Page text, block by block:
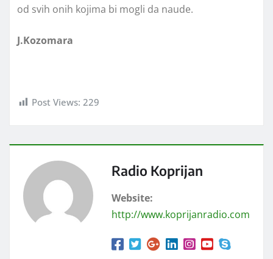
od svih onih kojima bi mogli da naude.
J.Kozomara
Post Views: 229
Radio Koprijan
Website:
http://www.koprijanradio.com